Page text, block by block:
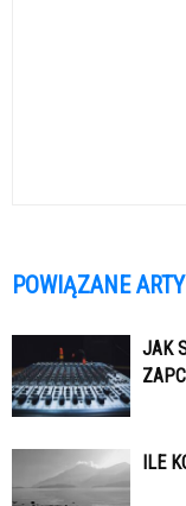
POWIĄZANE
JAK
ILE